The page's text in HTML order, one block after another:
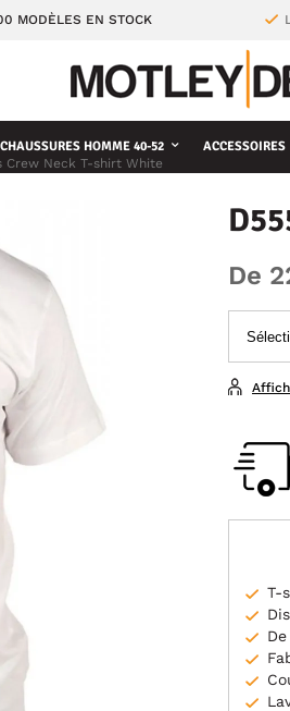
MODÈLES EN STOCK
CHAUSSURES HOMME 40-52 ACCESSOIRES
Crew Neck T-shirt White
De
T-